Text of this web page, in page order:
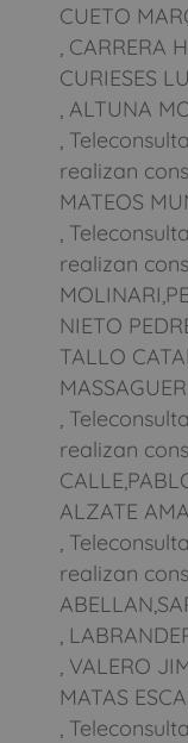
CUETO
, CARRERA
CURIESES
, ALTUNA
,
realizan
MATEOS
,
realizan
NIETO
TALLO
,
realizan
ALZATE
,
realizan
,
, VALERO
MATAS
,